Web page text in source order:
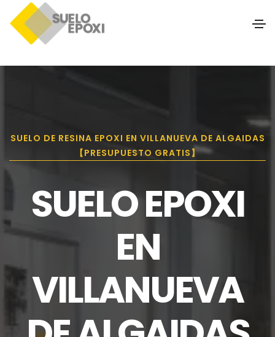
SUELO DE RESINA EPOXI EN VILLANUEVA DE ALGAIDAS
【PRESUPUESTO GRATIS】
SUELO EPOXI
EN
VILLANUEVA